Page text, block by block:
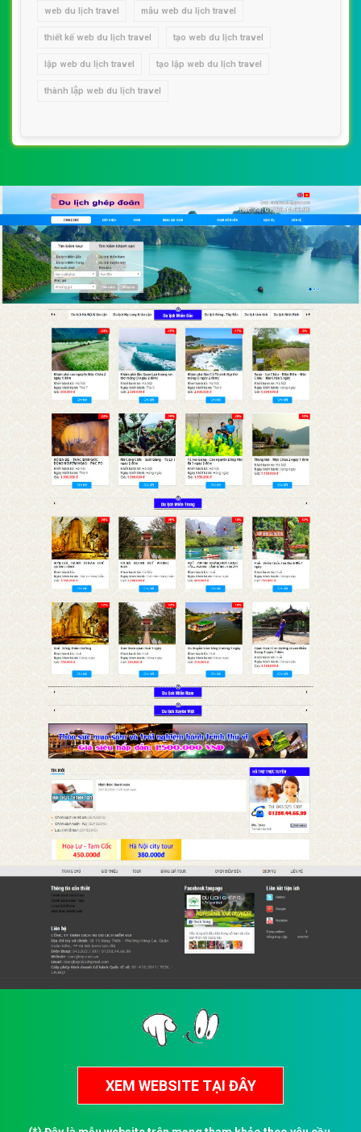
web du lịch travel mẫu web du lịch travel
thiết kế web du lịch travel tạo web du lịch travel
lập web du lịch travel tạo lập web du lịch travel
thành lập web du lịch travel